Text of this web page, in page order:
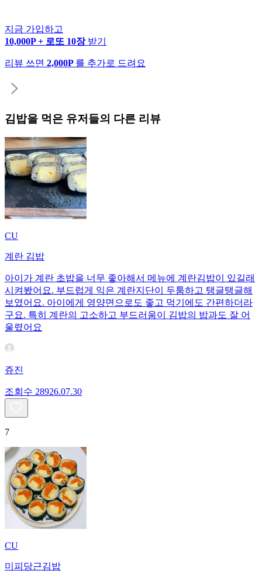
지금 가입하고
10,000P + 로또 10장 받기
리뷰 쓰면 2,000P 를 추가로 드려요
김밥을 먹은 유저들의 다른 리뷰
CU
계란 김밥
아이가 계란 초밥을 너무 좋아해서 메뉴에 계란김밥이 있길래
시켜봤어요. 부드럽게 익은 계란지단이 두툼하고 탱글탱글해
보였어요. 아이에게 영양면으로도 좋고 먹기에도 간편하더라
구요. 특히 계란의 고소하고 부드러움이 김밥의 밥과도 잘 어
울렸어요
쥬진
조회수 28926.07.30
7
CU
미피당근김밥